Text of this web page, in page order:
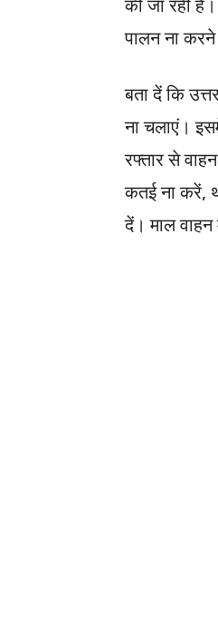
की जा रही
पालन ना
बता दें कि
ना चलाएं।
रफ्तार से
कतई ना करें,
दें। माल वाहन